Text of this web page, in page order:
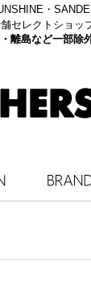
・
セレクトショッ
離島など一部除